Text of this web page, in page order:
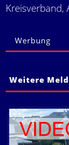
Kreisverband,
Werbung
Weitere